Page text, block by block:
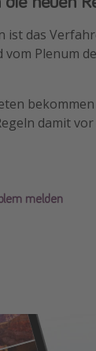
ist das
Plenum
damit
melden